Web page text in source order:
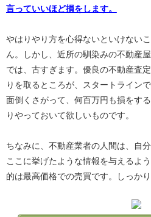
言っていいほど損をします。
やはりやり方を心得ないといけない
ん。しかし、近所の馴染みの不動産
では、古すぎます。優良の不動産査
りを取るところが、スタートラインで
面倒くさがって、何百万円も損をす
りやっておいて欲しいものです。
ちなみに、不動産業者の人間は、自
ここに挙げたような情報を与えるよ
的は最高価格での売買です。しっか